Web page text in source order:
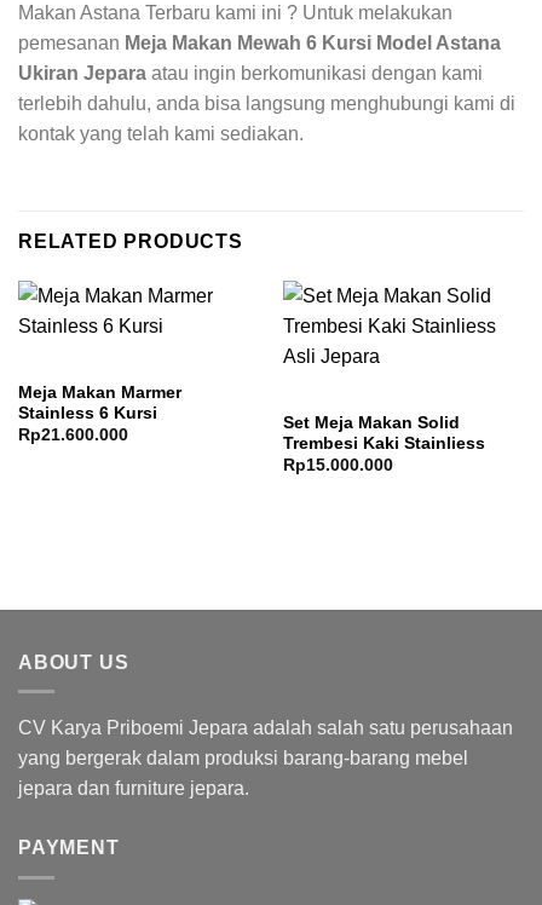
Makan Astana Terbaru kami ini ? Untuk melakukan
pemesanan Meja Makan Mewah 6 Kursi Model Astana
Ukiran Jepara atau ingin berkomunikasi dengan kami
terlebih dahulu, anda bisa langsung menghubungi kami di
kontak yang telah kami sediakan.
RELATED PRODUCTS
Meja Makan Marmer
Stainless 6 Kursi
Rp21.600.000
Set Meja Makan Solid
Trembesi Kaki Stainliess
Rp15.000.000
ABOUT US
CV Karya Priboemi Jepara adalah salah satu perusahaan
yang bergerak dalam produksi barang-barang mebel
jepara dan furniture jepara.
PAYMENT